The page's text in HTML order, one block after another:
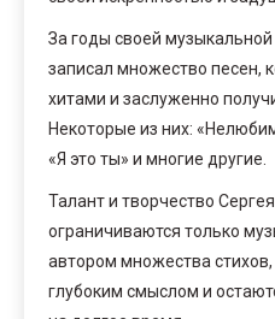
За годы своей
записал множество песен,
хитами и заслуженно
Некоторые из них:
«Я это ты» и многие другие.
Талант и творчество
ограничиваются только
автором множества
глубоким смыслом и